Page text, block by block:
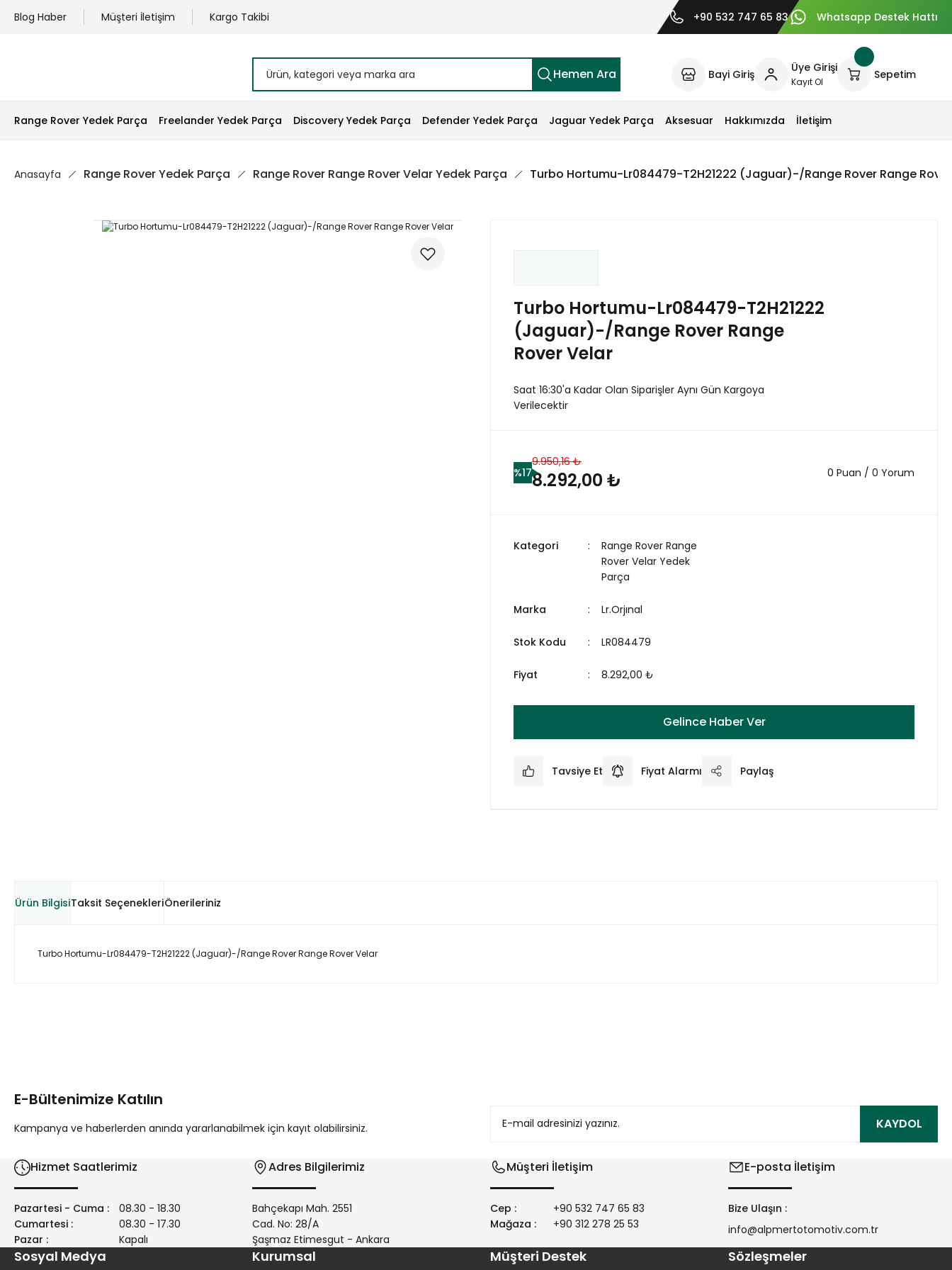
Blog Haber Müşteri İletişim Kargo Takibi +90 532 747 65 83 Whatsapp Destek Hattı
Hemen Ara Bayi Giriş Üye Girişi
Kayıt Ol
Sepetim
Range Rover Yedek Parça Freelander Yedek Parça Discovery Yedek Parça Defender Yedek Parça Jaguar Yedek Parça Aksesuar Hakkımızda İletişim
Anasayfa Range Rover Yedek Parça Range Rover Range Rover Velar Yedek Parça Turbo Hortumu-Lr084479-T2H21222 (Jaguar)-/Range Rover Range
Turbo Hortumu-Lr084479-T2H21222
(Jaguar)-/Range Rover Range
Rover Velar
Saat 16:30'a Kadar Olan Siparişler Aynı Gün Kargoya
Verilecektir
%17
9.950,16 ₺
8.292,00 ₺ 0 Puan / 0 Yorum
Kategori
Range Rover Range
Rover Velar Yedek
Parça
Marka Lr.Orjınal
Stok Kodu LR084479
Fiyat 8.292,00 ₺
Gelince Haber Ver
Tavsiye Et Fiyat Alarmı Paylaş
Ürün BilgisiTaksit SeçenekleriÖnerileriniz
Turbo Hortumu-Lr084479-T2H21222 (Jaguar)-/Range Rover Range Rover Velar
Ürün bilgilerinde hatalar bulunuyor.
E-Bültenimize Katılın
Kampanya ve haberlerden anında yararlanabilmek için kayıt olabilirsiniz. KAYDOL
Hizmet Saatlerimiz
Pazartesi - Cuma :
08.30 - 18.30
Cumartesi :
08.30 - 17.30
Pazar :
Kapalı
Adres Bilgilerimiz
Bahçekapı Mah. 2551
Cad. No: 28/A
Şaşmaz Etimesgut - Ankara
Müşteri İletişim
Cep :
+90 532 747 65 83
Mağaza :
+90 312 278 25 53
E-posta İletişim
Bize Ulaşın :
info@alpmertotomotiv.com.tr
Sosyal Medya Kurumsal Müşteri Destek Sözleşmeler